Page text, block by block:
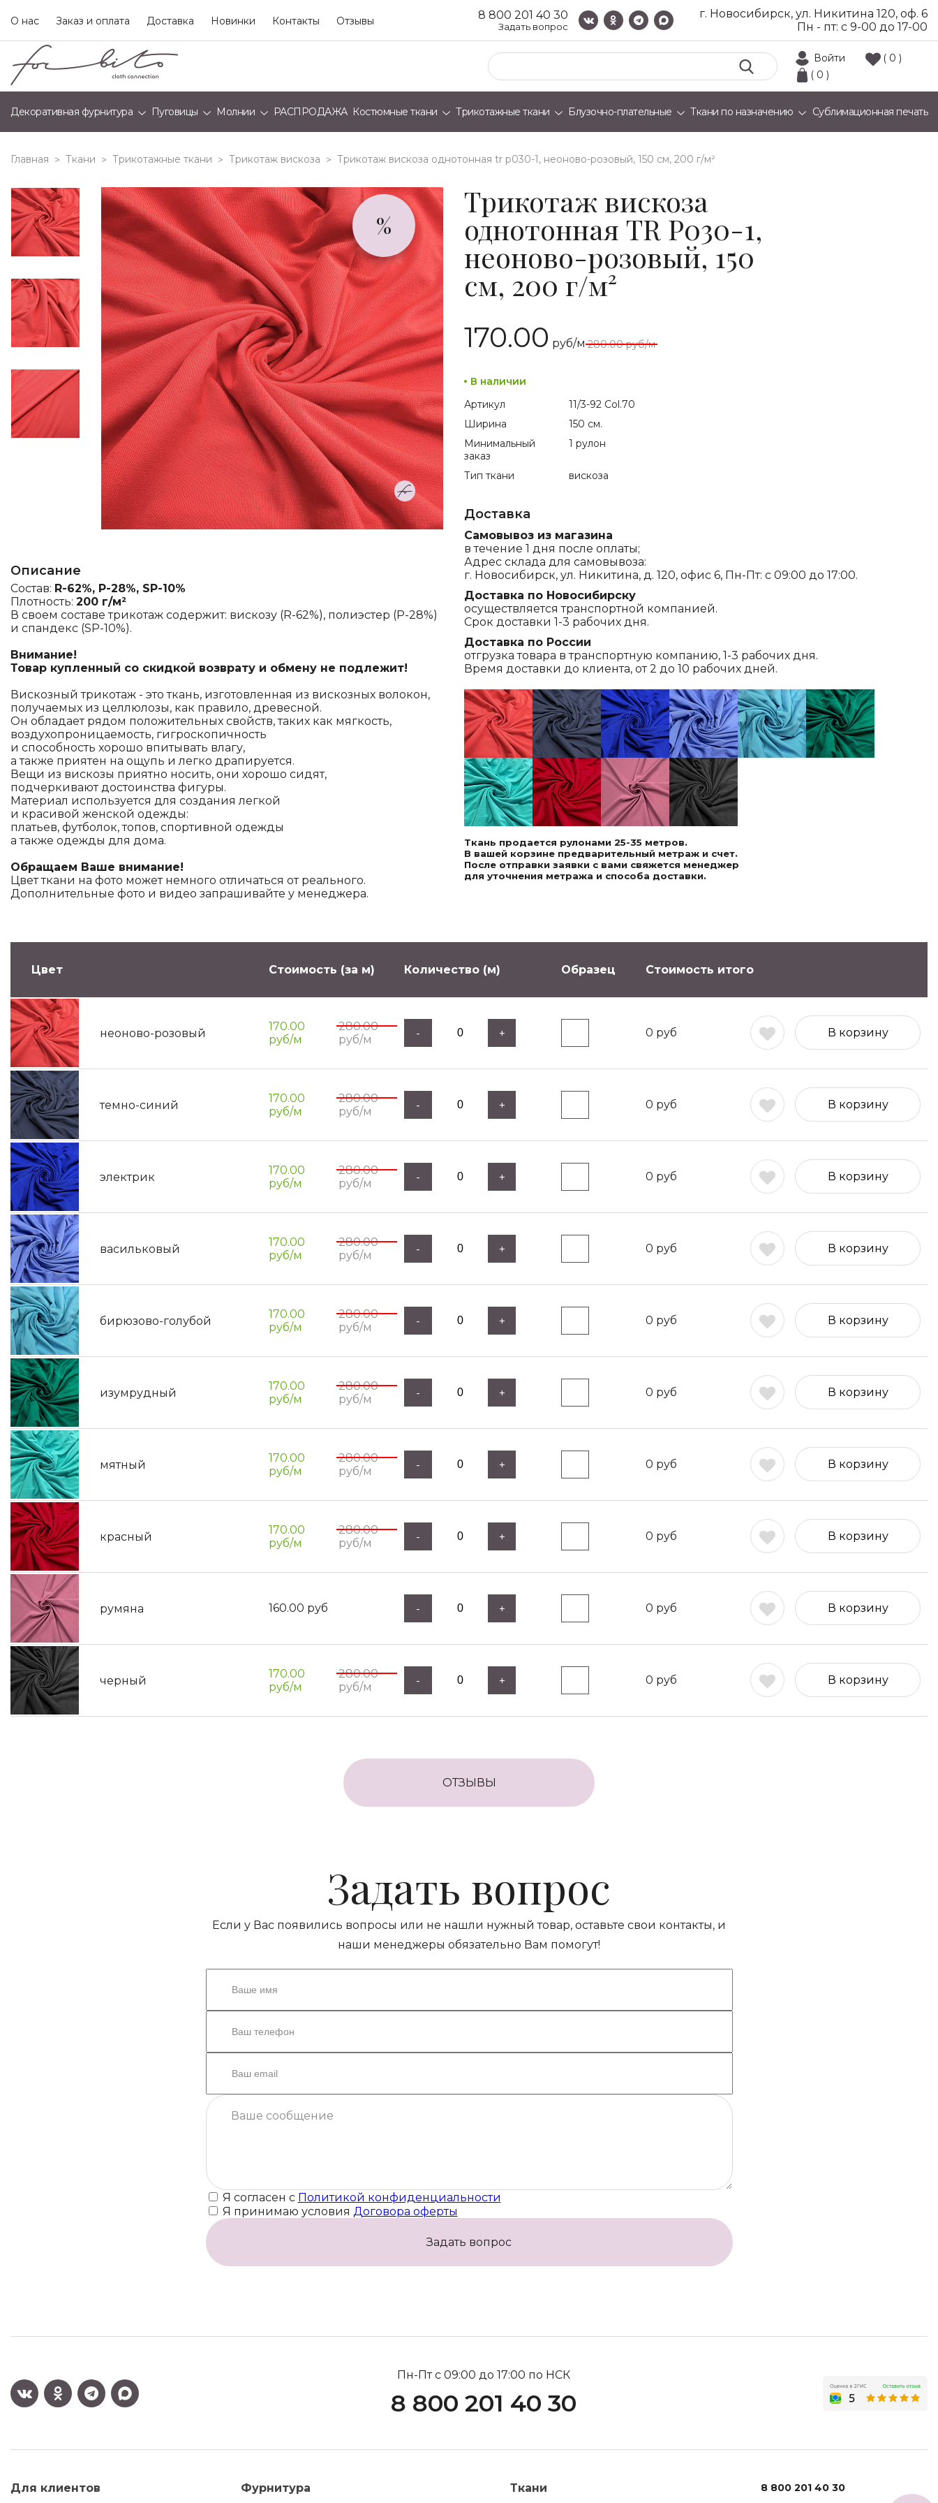
О нас Заказ и оплата Доставка Новинки Контакты Отзывы 8 800 201 40 30
Задать вопрос
г. Новосибирск, ул. Никитина 120, оф. 6
Пн - пт: с 9-00 до 17-00
Войти
( 0 )
( 0 )
Декоративная фурнитура Пуговицы Молнии РАСПРОДАЖА Костюмные ткани Трикотажные ткани Блузочно-плательные Ткани по назначению Сублимационная печать
Главная > Ткани > Трикотажные ткани > Трикотаж вискоза > трикотаж вискоза однотонная tr р030-1, неоново-розовый, 150 см, 200 г/м²
%
Описание
Состав: R-62%, P-28%, SP-10%
Плотность: 200 г/м²
В своем составе трикотаж содержит: вискозу (R-62%), полиэстер (P-28%)
и спандекс (SP-10%).
Внимание!
Товар купленный со скидкой возврату и обмену не подлежит!
Вискозный трикотаж - это ткань, изготовленная из вискозных волокон,
получаемых из целлюлозы, как правило, древесной.
Он обладает рядом положительных свойств, таких как мягкость,
воздухопроницаемость, гигроскопичность
и способность хорошо впитывать влагу,
а также приятен на ощупь и легко драпируется.
Вещи из вискозы приятно носить, они хорошо сидят,
подчеркивают достоинства фигуры.
Материал используется для создания легкой
и красивой женской одежды:
платьев, футболок, топов, спортивной одежды
а также одежды для дома.
Обращаем Ваше внимание!
Цвет ткани на фото может немного отличаться от реального.
Дополнительные фото и видео запрашивайте у менеджера.
Трикотаж вискоза
однотонная TR Р030-1,
неоново-розовый, 150
см, 200 г/м²
170.00 руб/м 280.00руб/м
В наличии
Артикул
11/3-92 Col.70
Ширина
150 см.
Минимальный
заказ
1 рулон
Тип ткани вискоза
Доставка
Самовывоз из магазина
в течение 1 дня после оплаты;
Адрес склада для самовывоза:
г. Новосибирск, ул. Никитина, д. 120, офис 6, Пн-Пт: с 09:00 до 17:00.
Доставка по Новосибирску
осуществляется транспортной компанией.
Срок доставки 1-3 рабочих дня.
Доставка по России
отгрузка товара в транспортную компанию, 1-3 рабочих дня.
Время доставки до клиента, от 2 до 10 рабочих дней.
Ткань продается рулонами 25-35 метров.
В вашей корзине предварительный метраж и счет.
После отправки заявки с вами свяжется менеджер
для уточнения метража и способа доставки.
Цвет Стоимость (за м) Количество (м) Образец Стоимость итого
неоново-розовый
170.00
руб/м
280.00
руб/м
- + 0 руб В корзину
темно-синий
170.00
руб/м
280.00
руб/м
- + 0 руб В корзину
электрик
170.00
руб/м
280.00
руб/м
- + 0 руб В корзину
васильковый
170.00
руб/м
280.00
руб/м
- + 0 руб В корзину
бирюзово-голубой
170.00
руб/м
280.00
руб/м
- + 0 руб В корзину
изумрудный
170.00
руб/м
280.00
руб/м
- + 0 руб В корзину
мятный
170.00
руб/м
280.00
руб/м
- + 0 руб В корзину
красный
170.00
руб/м
280.00
руб/м
- + 0 руб В корзину
румяна 160.00 руб - + 0 руб В корзину
черный
170.00
руб/м
280.00
руб/м
- + 0 руб В корзину
ОТЗЫВЫ
Задать вопрос
Если у Вас появились вопросы или не нашли нужный товар, оставьте свои контакты, и
наши менеджеры обязательно Вам помогут!
Я согласен с Политикой конфиденциальности
Я принимаю условия Договора оферты
Задать вопрос
Пн-Пт с 09:00 до 17:00 по НСК
8 800 201 40 30
Для клиентов Фурнитура Ткани 8 800 201 40 30